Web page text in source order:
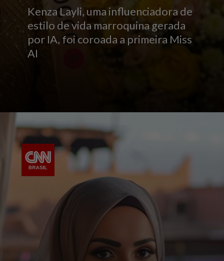
Kenza Layli, uma influenciadora de
estilo de vida marroquina gerada
por IA, foi coroada a primeira Miss
AI